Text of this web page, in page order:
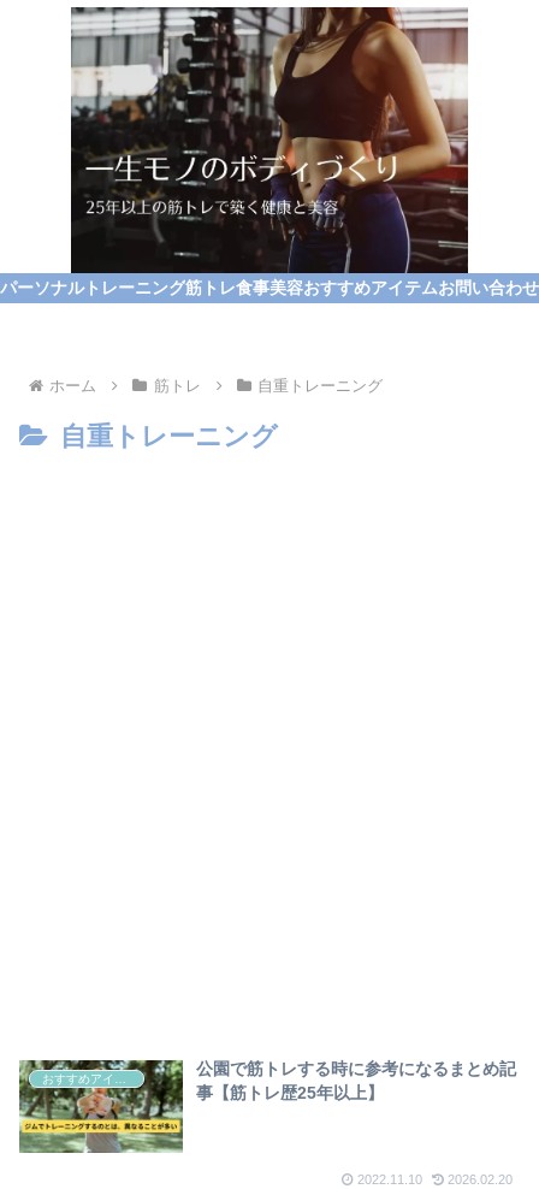
パーソナルトレーニング筋トレ食事美容おすすめアイテムお問い合わせ
ホーム 筋トレ 自重トレーニング
自重トレーニング
公園で筋トレする時に参考になるまとめ記
事【筋トレ歴25年以上】
2022.11.10 2026.02.20